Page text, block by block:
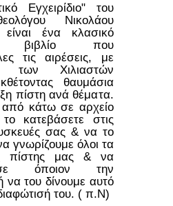
Εγχειρίδιο" του
Νικολάου
ένα κλασικό
βιβλίο που
τις αιρέσεις, με
Χιλιαστών
θαυμάσια
πίστη ανά θέματα.
κάτω σε αρχείο
κατεβάσετε στις
σας & να το
γνωρίζουμε όλοι τα
πίστης μας & να
όποιον την
να του δίνουμε αυτό
του. ( π.Ν)